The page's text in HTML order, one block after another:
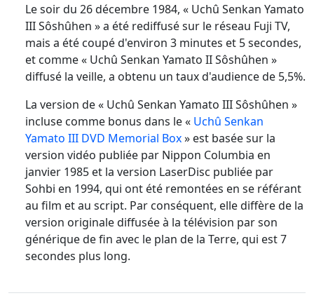
Le soir du 26 décembre 1984, « Uchû Senkan Yamato
III Sôshûhen » a été rediffusé sur le réseau Fuji TV,
mais a été coupé d'environ 3 minutes et 5 secondes,
et comme « Uchû Senkan Yamato II Sôshûhen »
diffusé la veille, a obtenu un taux d'audience de 5,5%.
La version de « Uchû Senkan Yamato III Sôshûhen »
incluse comme bonus dans le « Uchû Senkan
Yamato III DVD Memorial Box» est basée sur la
version vidéo publiée par Nippon Columbia en
janvier 1985 et la version LaserDisc publiée par
Sohbi en 1994, qui ont été remontées en se référant
au film et au script. Par conséquent, elle diffère de la
version originale diffusée à la télévision par son
générique de fin avec le plan de la Terre, qui est 7
secondes plus long.